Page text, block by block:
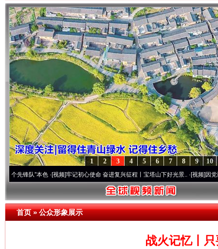
10
9
8
7
6
5
4
3
2
1
”本色·[视频]牢记初心使命 奋进复兴征程丨宝塔山下好光景..·[视频]因党而生 为
首页»公众形象展示
战火记忆丨